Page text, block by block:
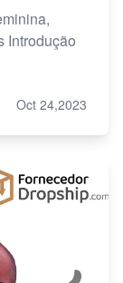
Introdução
Oct 24,2023